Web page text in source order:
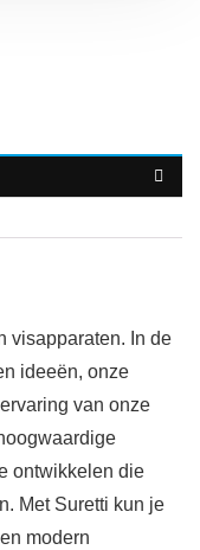
visapparaten. In de
ideeën, onze
van onze
ontwikkelen die
Met Suretti kun je
modern